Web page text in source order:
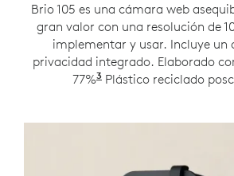
Brio 105 es una cámara web
gran valor con una resolución de
implementar y usar. Incluye un
privacidad integrado. Elaborado
77%3 Las piezas de
Plástico reciclado